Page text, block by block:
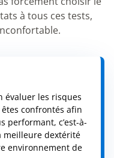
à tous ces tests,
évaluer les risques
confrontés afin
performant, c’est-à-
meilleure dextérité
environnement de